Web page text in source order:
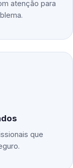
atenção para
que